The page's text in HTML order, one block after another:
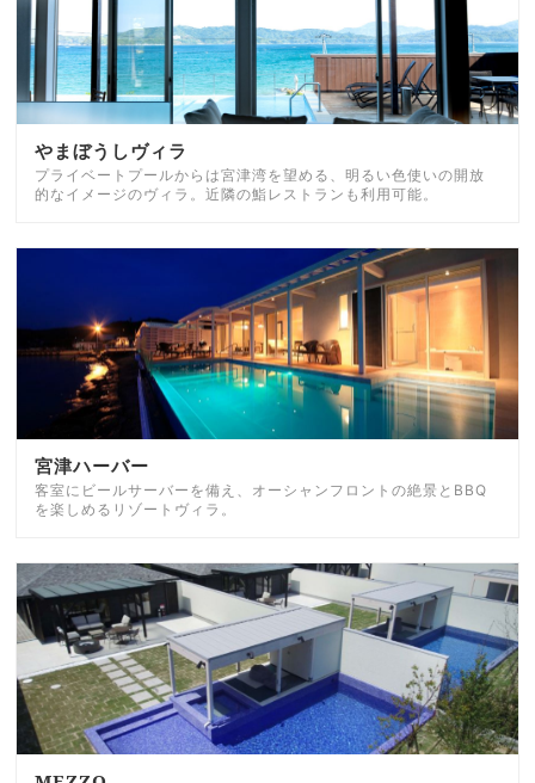
やまぼうしヴィラ
プライベートプールからは宮津湾を望める、明るい色使いの開放
的なイメージのヴィラ。近隣の鮨レストランも利用可能。
宮津ハーバー
客室にビールサーバーを備え、オーシャンフロントの絶景とBBQ
を楽しめるリゾートヴィラ。